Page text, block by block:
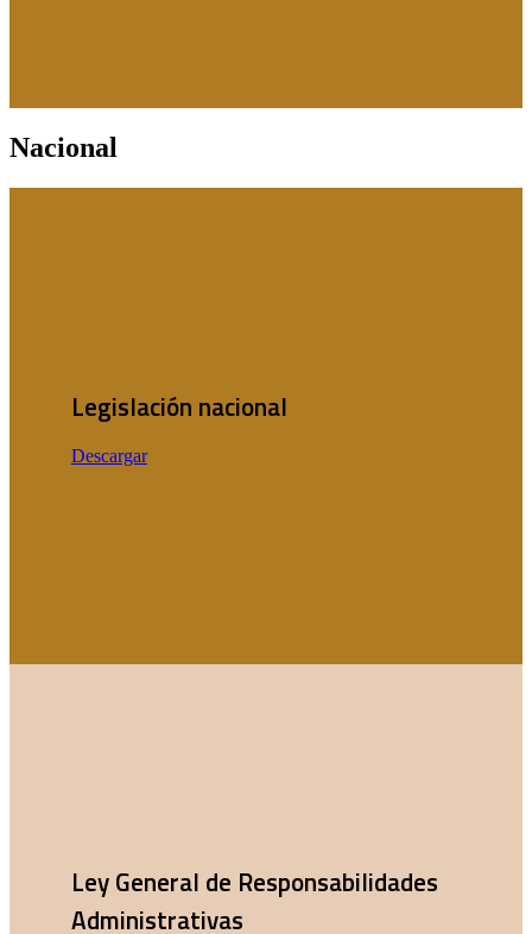
Nacional
Legislación nacional
Descargar
Ley General de Responsabilidades
Administrativas